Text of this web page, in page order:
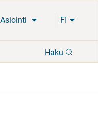
Asiointi FI
Haku